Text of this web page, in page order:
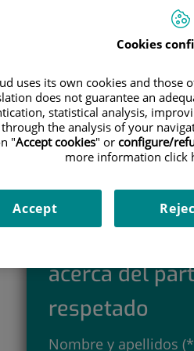
PARTO
Parto respetado
y medicalizado
Piel con piel
Parto
acerca del
respetado
Nombre y apellidos
Cookies
uses its own cookies and those
does not guarantee an
statistical analysis,
the analysis of your
"Accept cookies" or configure/
more information click
Accept